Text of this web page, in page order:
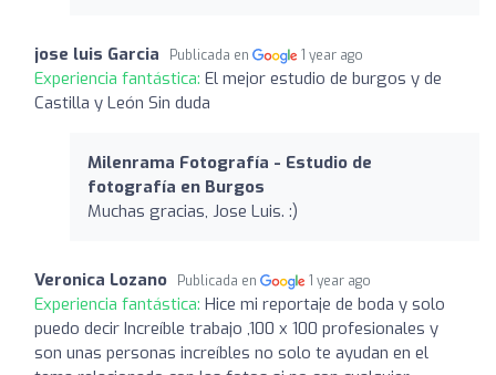
jose luis Garcia Publicada en 1 year ago
Experiencia fantástica: El mejor estudio de burgos y de
Castilla y León Sin duda
Milenrama Fotografía - Estudio de
fotografía en Burgos
Muchas gracias, Jose Luis. :)
Veronica Lozano Publicada en 1 year ago
Experiencia fantástica: Hice mi reportaje de boda y solo
puedo decir Increíble trabajo ,100 x 100 profesionales y
son unas personas increíbles no solo te ayudan en el